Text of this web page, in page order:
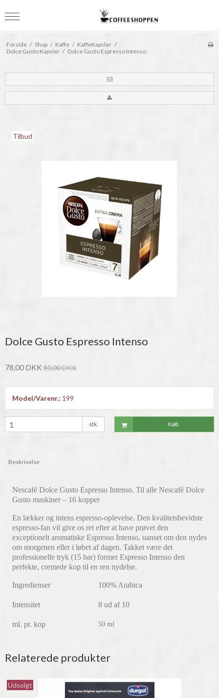
Forside / Shop / Kaffe / KaffeKapsler /
Dolce Gusto Kapsler / Dolce Gusto Espresso Intenso
Tilbud
Dolce Gusto Espresso Intenso
78,00 DKK 80,00 DKK
Model/Varenr.: 199
stk. Køb
Beskrivelse
Nescafé Dolce Gusto Espresso Intenso. Til alle Nescafé Dolce
Gusto maskiner – 16 kopper
En lækker og intens espresso-oplevelse. Den kvalitetsbevidste
espresso-fan vil give os ret efter at have prøvet den
exceptionelt aromatiske Espresso Intenso, uanset om den nydes
om morgenen eller i løbet af dagen. Takket være det
professionelle tryk (15 bar) former Espresso Intenso den
perfekte, cremede kop til en ren nydelse.
Ingredienser 100% Arabica
Intensitet 8 ud af 10
ml. pr. kop 50 ml
Relaterede produkter
Udsolgt